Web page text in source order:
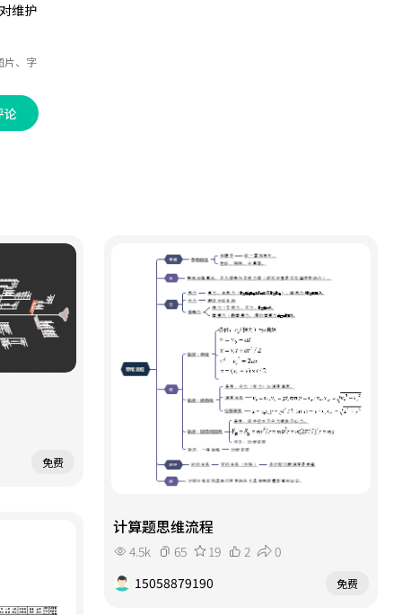
维护
片、字
论
免费
计算题思维流程
4.5k 65 19 2
0
15058879190
免费